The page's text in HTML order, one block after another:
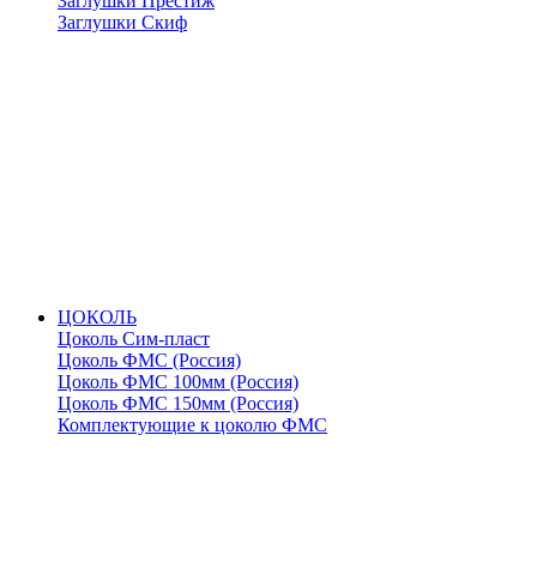
Заглушки Скиф
ЦОКОЛЬ
Цоколь Сим-пласт
Цоколь ФМС (Россия)
Цоколь ФМС 100мм (Россия)
Цоколь ФМС 150мм (Россия)
Комплектующие к цоколю ФМС